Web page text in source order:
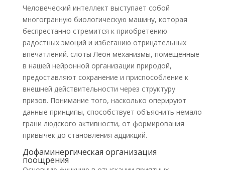
Человеческий интеллект выступает собой
многогранную биологическую машину, которая
беспрестанно стремится к приобретению
радостных эмоций и избеганию отрицательных
впечатлений. слоты Леон механизмы, помещенные
в нашей нейронной организации природой,
предоставляют сохранение и приспособление к
внешней действительности через структуру
призов. Понимание того, насколько оперируют
данные принципы, способствует объяснить немало
грани людского активности, от формирования
привычек до становления аддикций.
Дофаминергическая организация
поощрения